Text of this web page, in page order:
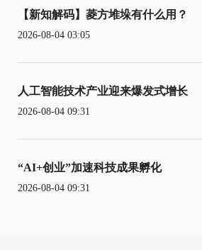
【新知解码】菱方堆垛有什么用？
2026-08-04 03:05
人工智能技术产业迎来爆发式增长
2026-08-04 09:31
“AI+创业”加速科技成果孵化
2026-08-04 09:31